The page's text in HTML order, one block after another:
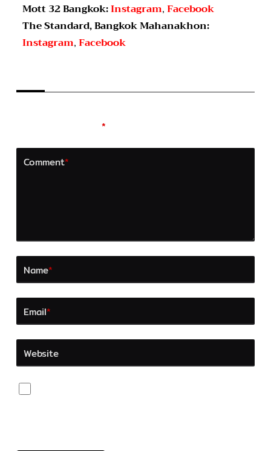
Mott 32 Bangkok:Instagram,Facebook
The Standard, Bangkok Mahanakhon:
Instagram,Facebook
*
Comment*
Name*
Email*
Website